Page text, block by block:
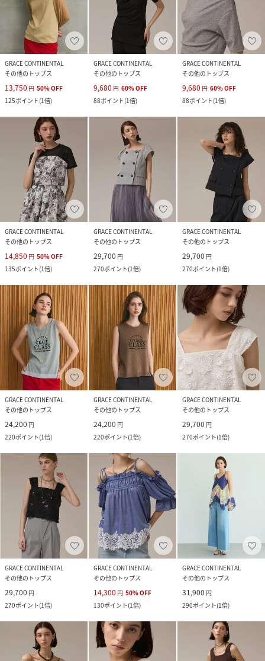
GRACE CONTINENTAL
その他のトップス
13,750 円 50%OFF
125ポイント(1倍)
GRACE CONTINENTAL
その他のトップス
9,680 円 60%OFF
88ポイント(1倍)
GRACE CONTINENTAL
その他のトップス
9,680 円 60%OFF
88ポイント(1倍)
GRACE CONTINENTAL
その他のトップス
14,850 円 50%OFF
135ポイント(1倍)
GRACE CONTINENTAL
その他のトップス
29,700 円
270ポイント(1倍)
GRACE CONTINENTAL
その他のトップス
29,700 円
270ポイント(1倍)
GRACE CONTINENTAL
その他のトップス
24,200 円
220ポイント(1倍)
GRACE CONTINENTAL
その他のトップス
24,200 円
220ポイント(1倍)
GRACE CONTINENTAL
その他のトップス
29,700 円
270ポイント(1倍)
GRACE CONTINENTAL
その他のトップス
29,700 円
270ポイント(1倍)
GRACE CONTINENTAL
その他のトップス
14,300 円 50%OFF
130ポイント(1倍)
GRACE CONTINENTAL
その他のトップス
31,900 円
290ポイント(1倍)